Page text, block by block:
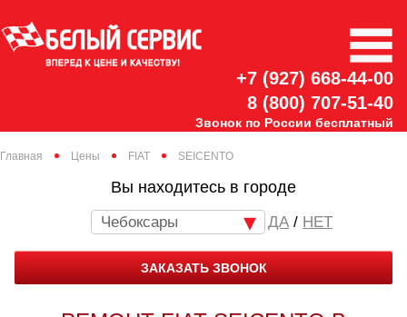
+7 (927) 668-44-00
8 (800) 707-51-40
Звонок по России бесплатный
Главная Цены FIAT SEICENTO
Вы находитесь в городе
Чебоксары / НЕТ
ЗАКАЗАТЬ ЗВОНОК